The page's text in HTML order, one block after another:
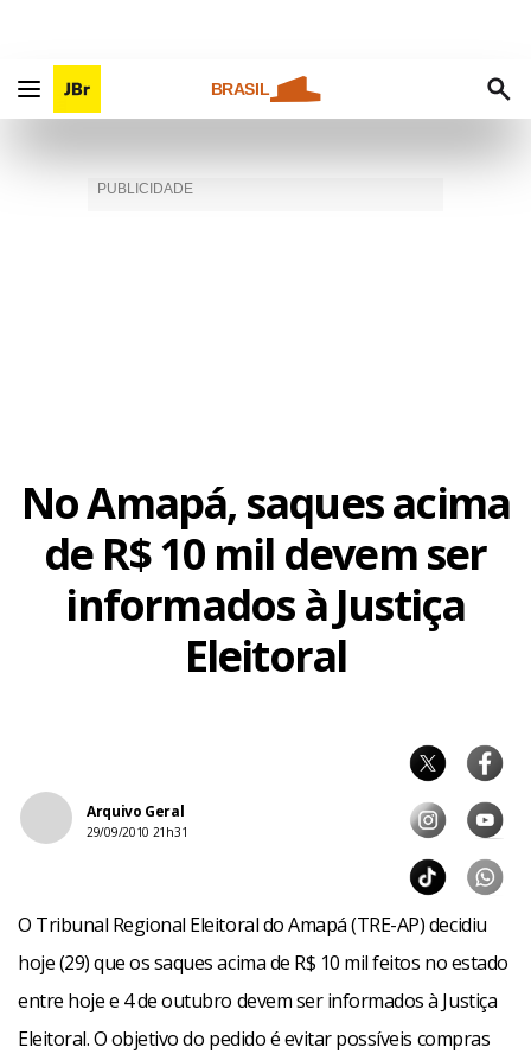
BRASIL
No Amapá, saques acima
de R$ 10 mil devem ser
informados à Justiça
Eleitoral
Arquivo Geral
29/09/2010 21h31
O Tribunal Regional Eleitoral do Amapá (TRE-AP) decidiu
hoje (29) que os saques acima de R$ 10 mil feitos no estado
entre hoje e 4 de outubro devem ser informados à Justiça
Eleitoral. O objetivo do pedido é evitar possíveis compras